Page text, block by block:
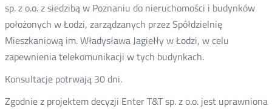
sp. z o.o. z siedzibą w Poznaniu do nieruchomości i budynków
położonych w Łodzi, zarządzanych przez Spółdzielnię
Mieszkaniową im. Władysława Jagiełły w Łodzi, w celu
zapewnienia telekomunikacji w tych budynkach.
Konsultacje potrwają 30 dni.
Zgodnie z projektem decyzji Enter T&T sp. z o.o. jest uprawniona